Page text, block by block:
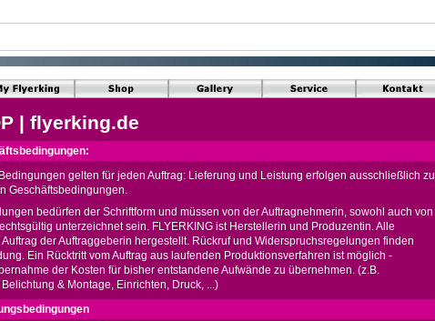
| flyerking.de
gelten für jeden Auftrag: Lieferung und Leistung erfolgen ausschließlich zu
Geschäftsbedingungen.
bedürfen der Schriftform und müssen von der Auftragnehmerin, sowohl auch von
unterzeichnet sein. FLYERKING ist Herstellerin und Produzentin. Alle
der Auftraggeberin hergestellt. Rückruf und Widerspruchsregelungen finden
Ein Rücktritt vom Auftrag aus laufenden Produktionsverfahren ist möglich -
der Kosten für bisher entstandene Aufwände zu übernehmen. (z.B.
& Montage, Einrichten, Druck, ...)